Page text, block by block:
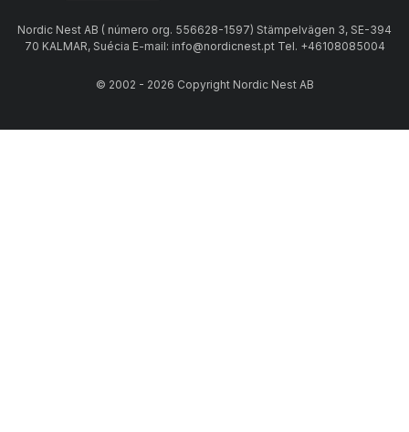
Nordic Nest AB ( número org. 556628-1597) Stämpelvägen 3, SE-394
70 KALMAR, Suécia E-mail: info@nordicnest.pt Tel. +46108085004
© 2002 - 2026 Copyright Nordic Nest AB